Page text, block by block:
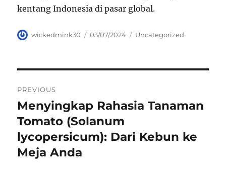
kentang Indonesia di pasar global.
Author
wickedmink30
Posted
03/07/2024 Categories
Uncategorized
pos
PREVIOUS
Previous
post:
Menyingkap Rahasia Tanaman
Tomato (Solanum
lycopersicum): Dari Kebun ke
Meja Anda